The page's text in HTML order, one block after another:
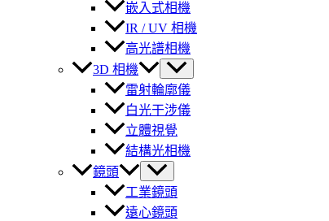
嵌入式相機
IR / UV 相機
高光譜相機
3D 相機
雷射輪廓儀
白光干涉儀
立體視覺
結構光相機
鏡頭
工業鏡頭
遠心鏡頭